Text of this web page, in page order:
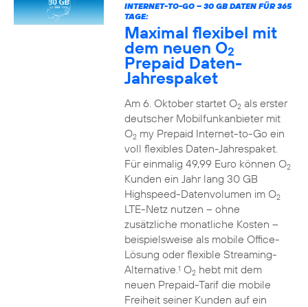
INTERNET-TO-GO – 30 GB DATEN FÜR 365
TAGE:
Maximal flexibel mit
dem neuen O2
Prepaid Daten-
Jahrespaket
Am 6. Oktober startet O2als erster
deutscher Mobilfunkanbieter mit
O2my Prepaid Internet-to-Go ein
voll flexibles Daten-Jahrespaket.
Für einmalig 49,99 Euro können O2
Kunden ein Jahr lang 30 GB
Highspeed-Datenvolumen im O2
LTE-Netz nutzen – ohne
zusätzliche monatliche Kosten –
beispielsweise als mobile Office-
Lösung oder flexible Streaming-
Alternative.1 O2hebt mit dem
neuen Prepaid-Tarif die mobile
Freiheit seiner Kunden auf ein